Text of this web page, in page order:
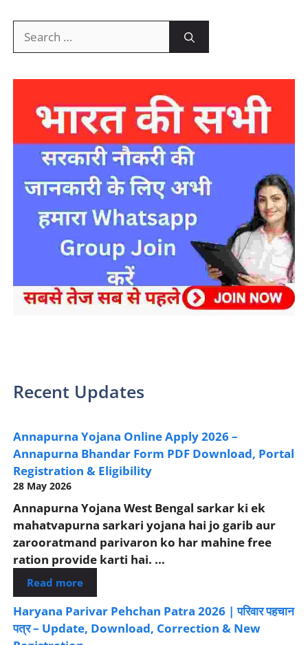
for:
Recent Updates
Annapurna Yojana Online Apply 2026 –
Annapurna Bhandar Form PDF Download, Portal
Registration & Eligibility
28 May 2026
Annapurna Yojana West Bengal sarkar ki ek
mahatvapurna sarkari yojana hai jo garib aur
zarooratmand parivaron ko har mahine free
ration provide karti hai. ...
Read more
Haryana Parivar Pehchan Patra 2026 | परिवार पहचान
पत्र – Update, Download, Correction & New